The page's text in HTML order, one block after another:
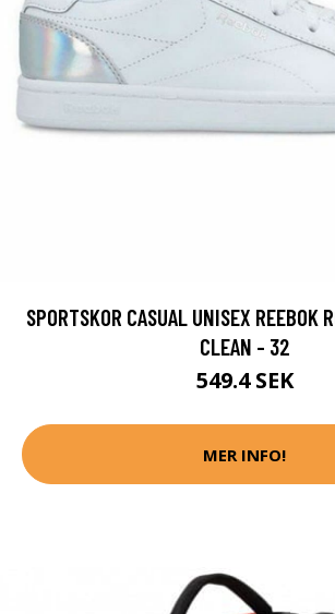
SPORTSKOR CASUAL UNISEX REEBOK
CLEAN - 32
549.4 SEK
MER INFO!